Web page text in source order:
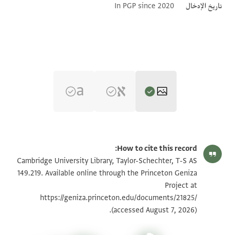
تاريخ الإدخال
In PGP since 2020
T-S AS 149.219 1v تكبير و تدوير
بيان أذونات الصورة
How to cite this record:
Cambridge University Library, Taylor-Schechter, T-S AS
149.219. Available online through the Princeton Geniza
Project at
https://geniza.princeton.edu/documents/21825/
(accessed August 7, 2026).